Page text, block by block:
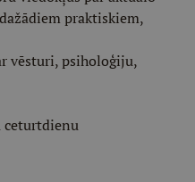
praktiskiem,
vēsturi, psiholoģiju,
ceturtdienu